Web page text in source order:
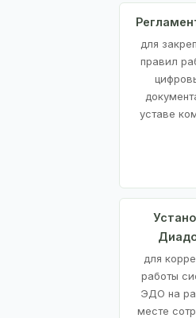
для
правил
уставе
для
работы
ЭДО на
месте